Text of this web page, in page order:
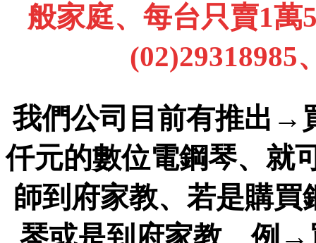
般家庭、每台只賣1萬
(02)29318985
我們公司目前有推出→
仟元的數位電鋼琴、就
師到府家教、若是購